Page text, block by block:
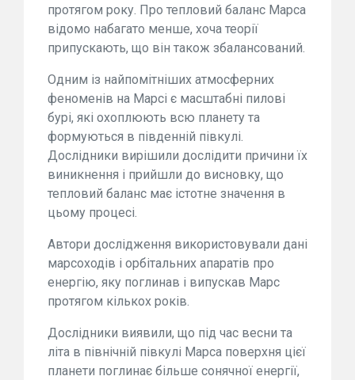
протягом року. Про тепловий баланс Марса
відомо набагато менше, хоча теорії
припускають, що він також збалансований.
Одним із найпомітніших атмосферних
феноменів на Марсі є масштабні пилові
бурі, які охоплюють всю планету та
формуються в південній півкулі.
Дослідники вирішили дослідити причини їх
виникнення і прийшли до висновку, що
тепловий баланс має істотне значення в
цьому процесі.
Автори дослідження використовували дані
марсоходів і орбітальних апаратів про
енергію, яку поглинав і випускав Марс
протягом кількох років.
Дослідники виявили, що під час весни та
літа в північній півкулі Марса поверхня цієї
планети поглинає більше сонячної енергії,